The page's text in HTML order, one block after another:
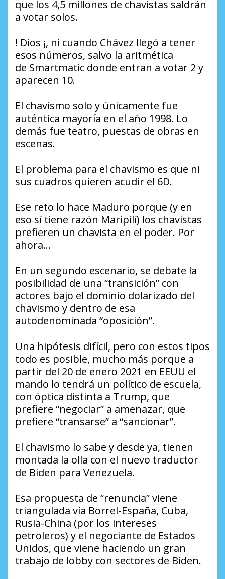
que los 4,5 millones de chavistas saldrán
a votar solos.
! Dios ¡, ni cuando Chávez llegó a tener
esos números, salvo la aritmética
de Smartmatic donde entran a votar 2 y
aparecen 10.
El chavismo solo y únicamente fue
auténtica mayoría en el año 1998. Lo
demás fue teatro, puestas de obras en
escenas.
El problema para el chavismo es que ni
sus cuadros quieren acudir el 6D.
Ese reto lo hace Maduro porque (y en
eso sí tiene razón Maripilí) los chavistas
prefieren un chavista en el poder. Por
ahora…
En un segundo escenario, se debate la
posibilidad de una “transición” con
actores bajo el dominio dolarizado del
chavismo y dentro de esa
autodenominada “oposición”.
Una hipótesis difícil, pero con estos tipos
todo es posible, mucho más porque a
partir del 20 de enero 2021 en EEUU el
mando lo tendrá un político de escuela,
con óptica distinta a Trump, que
prefiere “negociar” a amenazar, que
prefiere “transarse” a “sancionar”.
El chavismo lo sabe y desde ya, tienen
montada la olla con el nuevo traductor
de Biden para Venezuela.
Esa propuesta de “renuncia” viene
triangulada vía Borrel-España, Cuba,
Rusia-China (por los intereses
petroleros) y el negociante de Estados
Unidos, que viene haciendo un gran
trabajo de lobby con sectores de Biden.